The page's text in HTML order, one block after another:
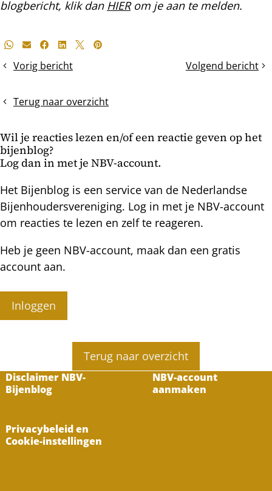
blogbericht, klik dan HIERom je aan te melden.
Deel
bericht
Whatsapp
E-mailFacebook
LinkedIn
X Pinterest
Vorig bericht
Een
Blogbericht
nieuw
jasje
Volgend bericht
Oude
filteren
Terug naar overzicht
Wil je reacties lezen en/of een reactie geven op het
bijenblog?
Log dan in met je NBV-account.
Het Bijenblog is een service van de Nederlandse
Bijenhoudersvereniging. Log in met je NBV-account
om reacties te lezen en zelf te reageren.
Heb je geen NBV-account, maak dan een gratis
account aan.
Inloggen
Terug naar overzicht
Disclaimer NBV-
Bijenblog
NBV-account
aanmaken
Privacybeleid en
Cookie-instellingen